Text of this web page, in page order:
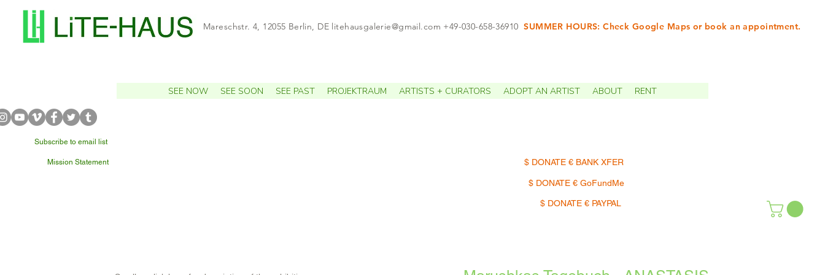
Mareschstr. 4, 12055 Berlin, DE litehausgalerie@gmail.com +49-030-658-36910 SUMMER HOURS: Check Google Maps or book an appointment.
SEE NOW SEE SOON SEE PAST PROJEKTRAUM ARTISTS + CURATORS ADOPT AN ARTIST ABOUT RENT
Subscribe to email list
Mission Statement $ DONATE € BANK XFER
$ DONATE € GoFundMe
$ DONATE € PAYPAL